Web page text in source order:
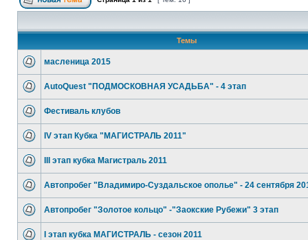
Темы
масленица 2015
AutoQuest "ПОДМОСКОВНАЯ УСАДЬБА" - 4 этап
Фестиваль клубов
IV этап Кубка "МАГИСТРАЛЬ 2011"
III этап кубка Магистраль 2011
Автопробег "Владимиро-Суздальское ополье" - 24 сентября
Автопробег "Золотое кольцо" -"Заокские Рубежи" 3 этап
I этап кубка МАГИСТРАЛЬ - сезон 2011